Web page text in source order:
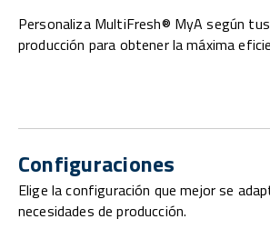
Personaliza MultiFresh® MyA según
producción para obtener la máxima
Configuraciones
Elige la configuración que mejor se
necesidades de producción.